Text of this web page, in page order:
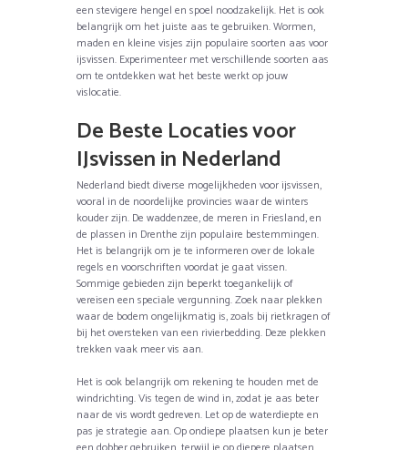
een stevigere hengel en spoel noodzakelijk. Het is ook
belangrijk om het juiste aas te gebruiken. Wormen,
maden en kleine visjes zijn populaire soorten aas voor
ijsvissen. Experimenteer met verschillende soorten aas
om te ontdekken wat het beste werkt op jouw
vislocatie.
De Beste Locaties voor
IJsvissen in Nederland
Nederland biedt diverse mogelijkheden voor ijsvissen,
vooral in de noordelijke provincies waar de winters
kouder zijn. De waddenzee, de meren in Friesland, en
de plassen in Drenthe zijn populaire bestemmingen.
Het is belangrijk om je te informeren over de lokale
regels en voorschriften voordat je gaat vissen.
Sommige gebieden zijn beperkt toegankelijk of
vereisen een speciale vergunning. Zoek naar plekken
waar de bodem ongelijkmatig is, zoals bij rietkragen of
bij het oversteken van een rivierbedding. Deze plekken
trekken vaak meer vis aan.
Het is ook belangrijk om rekening te houden met de
windrichting. Vis tegen de wind in, zodat je aas beter
naar de vis wordt gedreven. Let op de waterdiepte en
pas je strategie aan. Op ondiepe plaatsen kun je beter